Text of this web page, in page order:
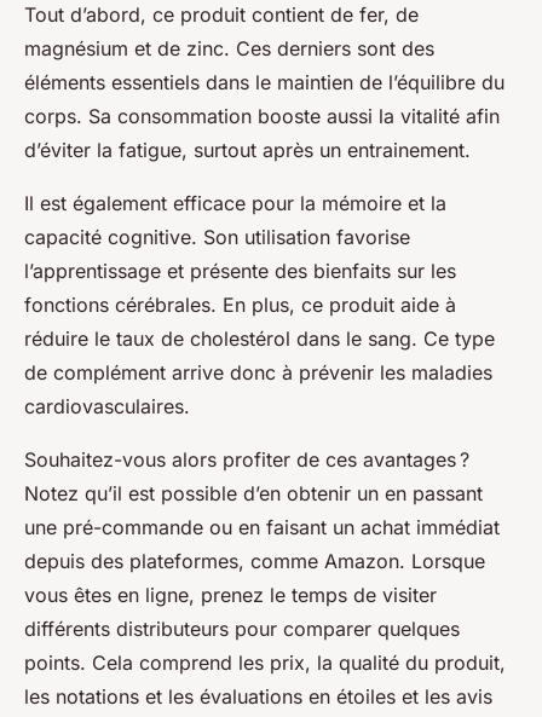
Tout d’abord, ce produit contient de fer, de
magnésium et de zinc. Ces derniers sont des
éléments essentiels dans le maintien de l’équilibre du
corps. Sa consommation booste aussi la vitalité afin
d’éviter la fatigue, surtout après un entrainement.
Il est également efficace pour la mémoire et la
capacité cognitive. Son utilisation favorise
l’apprentissage et présente des bienfaits sur les
fonctions cérébrales. En plus, ce produit aide à
réduire le taux de cholestérol dans le sang. Ce type
de complément arrive donc à prévenir les maladies
cardiovasculaires.
Souhaitez-vous alors profiter de ces avantages ?
Notez qu’il est possible d’en obtenir un en passant
une pré-commande ou en faisant un achat immédiat
depuis des plateformes, comme Amazon. Lorsque
vous êtes en ligne, prenez le temps de visiter
différents distributeurs pour comparer quelques
points. Cela comprend les prix, la qualité du produit,
les notations et les évaluations en étoiles et les avis